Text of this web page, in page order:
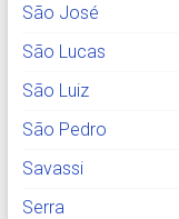
São José
São Lucas
São Luiz
São Pedro
Savassi
Serra